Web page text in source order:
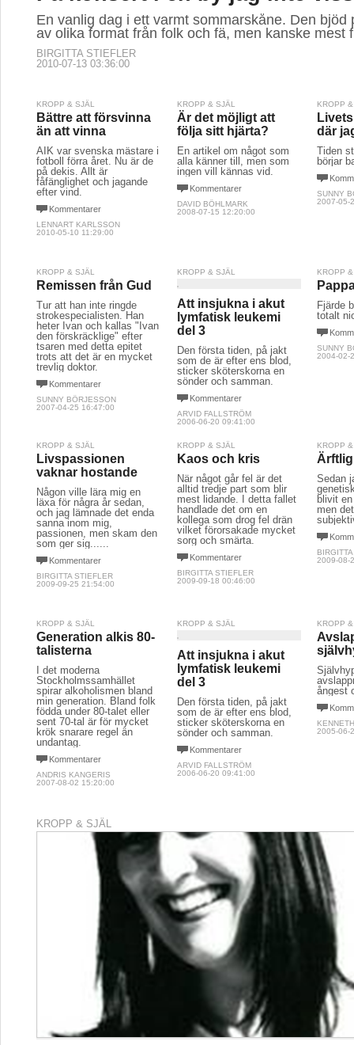
En vanlig dag i ett varmt sommarskåne. Den bjöd
av olika format från folk och fä, men kanske mest
BIRGITTA STIEFLER
2010-07-13 03:36:00
KROPP & SJÄL
Bättre att försvinna
än att vinna
AIK var svenska mästare i
fotboll förra året. Nu är de
på dekis. Allt är
fåfänglighet och jagande
efter vind.
Kommentarer
LENNART KARLSSON
2010-05-10 11:29:00
KROPP & SJÄL
Är det möjligt att
följa sitt hjärta?
En artikel om något som
alla känner till, men som
ingen vill kännas vid.
Kommentarer
DAVID BÖHLMARK
2008-07-15 12:20:00
KROPP
där
Tiden
börjar
SUNNY
2007-05-
KROPP & SJÄL
Remissen från Gud
Tur att han inte ringde
strokespecialisten. Han
heter Ivan och kallas "Ivan
den förskräcklige" efter
tsaren med detta epitet
trots att det är en mycket
trevlig doktor.
Kommentarer
SUNNY BÖRJESSON
2007-04-25 16:47:00
KROPP & SJÄL
Att insjukna i akut
lymfatisk leukemi
del 3
Den första tiden, på jakt
som de är efter ens blod,
sticker sköterskorna en
sönder och samman.
Kommentarer
ARVID FALLSTRÖM
2006-06-20 09:41:00
KROPP
Fjärde
totalt
SUNNY
2004-02-
KROPP & SJÄL
Livspassionen
vaknar hostande
Någon ville lära mig en
läxa för några år sedan,
och jag lämnade det enda
sanna inom mig,
passionen, men skam den
som ger sig......
Kommentarer
BIRGITTA STIEFLER
2009-09-25 21:54:00
KROPP & SJÄL
Kaos och kris
När något går fel är det
alltid tredje part som blir
mest lidande. I detta fallet
handlade det om en
kollega som drog fel drän
vilket förorsakade mycket
sorg och smärta.
Kommentarer
BIRGITTA STIEFLER
2009-09-18 00:46:00
KROPP
Sedan
blivit
men
2009-08-
KROPP & SJÄL
Generation alkis 80-
talisterna
I det moderna
Stockholmssamhället
spirar alkoholismen bland
min generation. Bland folk
födda under 80-talet eller
sent 70-tal är för mycket
krök snarare regel än
undantag.
Kommentarer
ANDRIS KANGERIS
2007-08-02 15:20:00
KROPP & SJÄL
Att insjukna i akut
lymfatisk leukemi
del 3
Den första tiden, på jakt
som de är efter ens blod,
sticker sköterskorna en
sönder och samman.
Kommentarer
ARVID FALLSTRÖM
2006-06-20 09:41:00
KROPP
ångest
2005-06-
KROPP & SJÄL